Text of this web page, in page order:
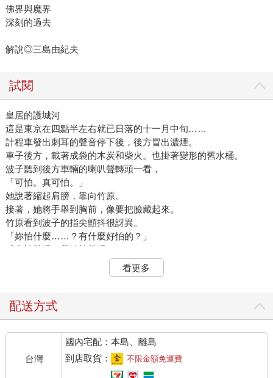
佛界與魔界
深刻的過去
解說◎三島由紀夫
試閱
皇居的護城河
這是東京在四點半左右就已日落的十一月中旬……
計程車發出刺耳的聲音停下後，後方冒出濃煙。
車子後方，載著成袋的木炭和柴火。也掛著變形的舊水桶。
波子聽到後方車輛的喇叭聲轉頭一看，
「可怕。真可怕。」
她說著縮起肩膀，靠向竹原。
接著，她將手舉到胸前，像要把臉藏起來。
竹原看到波子的指尖顫抖很訝異。
「妳怕什麼……？有什麼好怕的？」
「會被發現。我怕被發現。」
竹原心想原來如此，看著波子。
輛頻繁來往的馬路，現在又正是車流量最多的下班時間，因此二
堵在後方的車子倒退後，車燈照入二人的車。波子胸前的寶石閃
波子黑色套裝的左胸配戴別針。是細長的葡萄形狀，藤蔓是白
金，葉片是暗青色寶石，還有幾顆鑽石果實。
看更多
配送方式
台灣
國內宅配：本島、離島
到店取貨：
不限金額免運費